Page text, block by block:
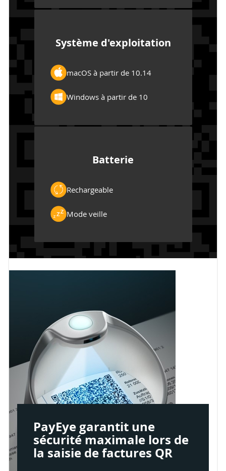
Système d'exploitation
macOS à partir de 10.14
Windows à partir de 10
Batterie
Rechargeable
Mode veille
PayEye garantit une
sécurité maximale lors de
la saisie de factures QR